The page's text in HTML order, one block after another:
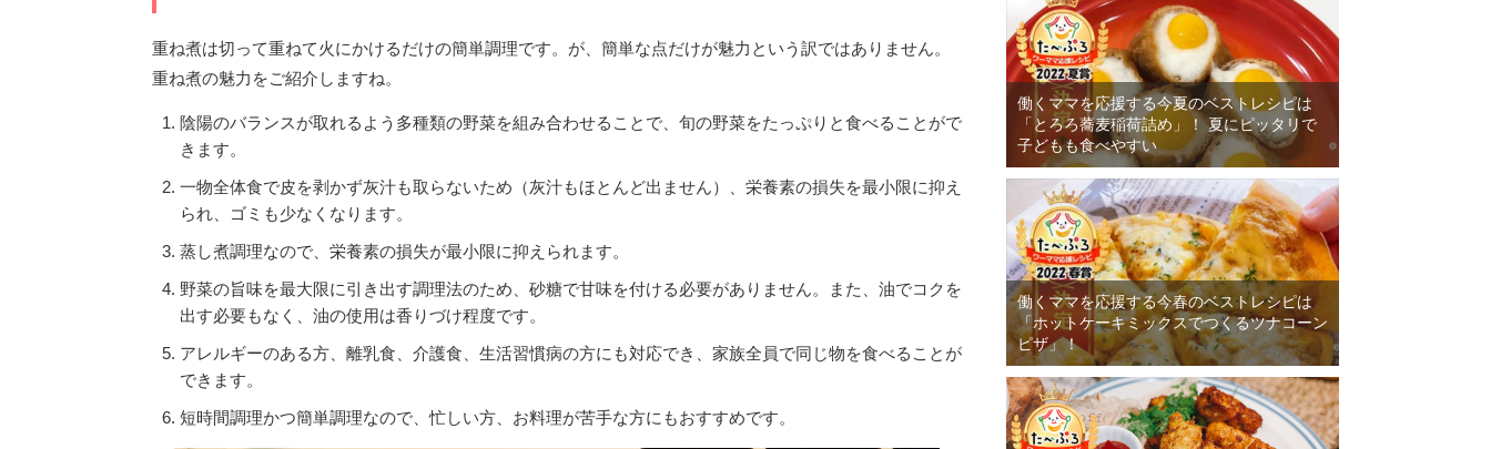
重ね煮は切って重ねて火にかけるだけの簡単調理です。が、簡単な点だけが魅力という訳ではありません。
重ね煮の魅力をご紹介しますね。
陰陽のバランスが取れるよう多種類の野菜を組み合わせることで、旬の野菜をたっぷりと食べることがで
きます。
一物全体食で皮を剥かず灰汁も取らないため（灰汁もほとんど出ません）、栄養素の損失を最小限に抑え
られ、ゴミも少なくなります。
蒸し煮調理なので、栄養素の損失が最小限に抑えられます。
野菜の旨味を最大限に引き出す調理法のため、砂糖で甘味を付ける必要がありません。また、油でコクを
出す必要もなく、油の使用は香りづけ程度です。
アレルギーのある方、離乳食、介護食、生活習慣病の方にも対応でき、家族全員で同じ物を食べることが
できます。
短時間調理かつ簡単調理なので、忙しい方、お料理が苦手な方にもおすすめです。
働くママを応援する今夏のベストレシピは
「とろろ蕎麦稲荷詰め」！ 夏にピッタリで
子どもも食べやすい
働くママを応援する今春のベストレシピは
「ホットケーキミックスでつくるツナコーン
ピザ」！